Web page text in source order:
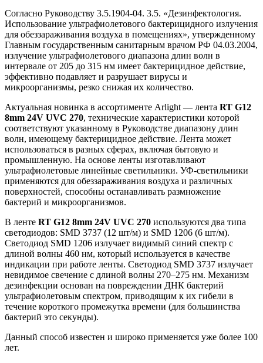
Согласно Руководству 3.5.1904-04. 3.5. «Дезинфектология.
Использование ультрафиолетового бактерицидного излучения
для обеззараживания воздуха в помещениях», утвержденному
Главным государственным санитарным врачом РФ 04.03.2004,
излучение ультрафиолетового диапазона длин волн в
интервале от 205 до 315 нм имеет бактерицидное действие,
эффективно подавляет и разрушает вирусы и
микроорганизмы, резко снижая их количество.
Актуальная новинка в ассортименте Arlight — лента RT G12
8mm 24V UVC 270, технические характеристики которой
соответствуют указанному в Руководстве диапазону длин
волн, имеющему бактерицидное действие. Лента может
использоваться в разных сферах, включая бытовую и
промышленную. На основе ленты изготавливают
ультрафиолетовые линейные светильники. УФ-светильники
применяются для обеззараживания воздуха и различных
поверхностей, способны останавливать размножение
бактерий и микроорганизмов.
В ленте RT G12 8mm 24V UVC 270 используются два типа
светодиодов: SMD 3737 (12 шт/м) и SMD 1206 (6 шт/м).
Светодиод SMD 1206 излучает видимый синий спектр с
длиной волны 460 нм, который используется в качестве
индикации при работе ленты. Светодиод SMD 3737 излучает
невидимое свечение с длиной волны 270–275 нм. Механизм
дезинфекции основан на повреждении ДНК бактерий
ультрафиолетовым спектром, приводящим к их гибели в
течение короткого промежутка времени (для большинства
бактерий это секунды).
Данный способ известен и широко применяется уже более 100
лет.